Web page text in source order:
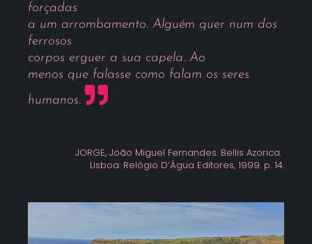
forçadas
a um arrombamento. Alguém quer num dos
ferrosos
corpos erguer a sua capela. Ao
menos que falasse como falam os seres
humanos.
JORGE, João Miguel Fernandes. Bellis Azorica.
Lisboa: Relógio D’Água Editores, 1999. p. 14.